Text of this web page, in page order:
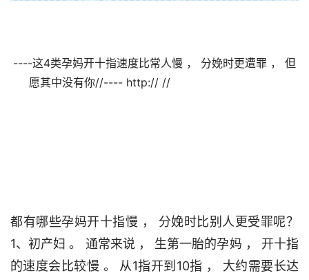
----这4类孕妈开十指速度比常人慢 ， 分娩时更遭罪 ， 但
愿其中没有你//---- http:// //
都有哪些孕妈开十指慢 ， 分娩时比别人更受罪呢？
1、初产妇 。 通常来说 ， 生第一胎的孕妈 ， 开十指
的速度会比较慢 。 从1指开到10指 ， 大约需要长达